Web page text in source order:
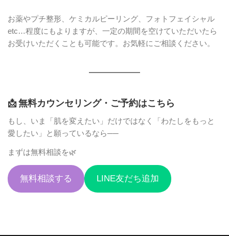
お薬やプチ整形、ケミカルピーリング、フォトフェイシャル
etc…程度にもよりますが、一定の期間を空けていただいたら
お受けいただくことも可能です。お気軽にご相談ください。
📩無料カウンセリング・ご予約はこちら
もし、いま「肌を変えたい」だけではなく「わたしをもっと
愛したい」と願っているなら──
まずは無料相談を🌿
無料相談する LINE友だち追加